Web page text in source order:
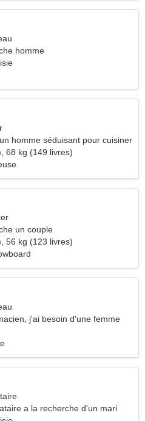
homme
homme séduisant pour cuisiner
68 kg (149 livres)
un couple
56 kg (123 livres)
j'ai besoin d'une femme
a la recherche d'un mari